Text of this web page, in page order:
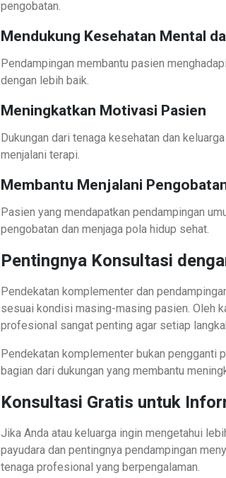
pengobatan.
Mendukung Kesehatan Mental
Pendampingan membantu pasien
dengan lebih baik.
Meningkatkan Motivasi Pasien
Dukungan dari tenaga kesehatan dan
menjalani terapi.
Membantu Menjalani
Pasien yang mendapatkan pendampingan
pengobatan dan menjaga pola hidup sehat.
Pentingnya Konsultasi
Pendekatan komplementer dan
sesuai kondisi masing-masing pasien. Oleh
profesional sangat penting agar setiap
Pendekatan komplementer bukan pengganti
bagian dari dukungan yang membantu
Konsultasi Gratis untuk
Jika Anda atau keluarga ingin mengetahui
payudara dan pentingnya pendampingan
tenaga profesional yang berpengalaman.